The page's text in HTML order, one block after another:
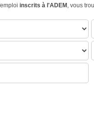
inscrits à l'ADEM , vous